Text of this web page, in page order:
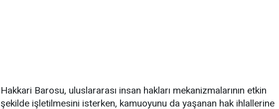
Hakkari Barosu, uluslararası insan hakları mekanizmalarının etkin
şekilde işletilmesini isterken, kamuoyunu da yaşanan hak ihlallerine